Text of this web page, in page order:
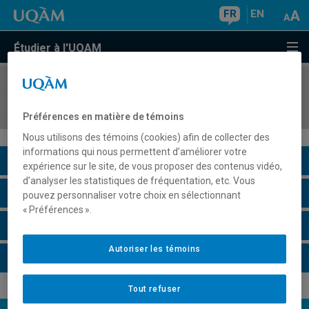
FR EN
Étudier à l'UQAM
COURS//
Description du cours
Horaire - Été 2026
Préférences en matière de témoins
Nous utilisons des témoins (cookies) afin de collecter des
informations qui nous permettent d’améliorer votre
expérience sur le site, de vous proposer des contenus vidéo,
d’analyser les statistiques de fréquentation, etc. Vous
pouvez personnaliser votre choix en sélectionnant
« Préférences ».
Tout refuser
Autoriser les témoins